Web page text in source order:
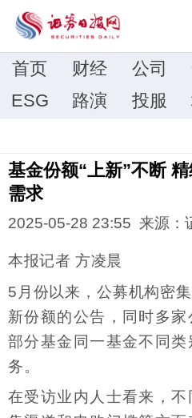
首页 财经 公司
ESG
路演 投服
基金份额“上新”不断
需求
2025-05-28 23:55 来源：
本报记者 方凌晨
5月份以来，公募机构密
新份额的公告，同时多
部分基金同一基金不同
务。
在受访业内人士看来，